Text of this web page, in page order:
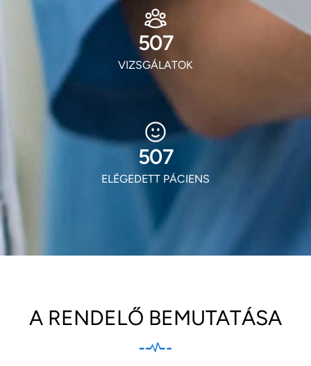
610
VIZSGÁLATOK
610
ELÉGEDETT PÁCIENS
A RENDELŐ BEMUTATÁSA